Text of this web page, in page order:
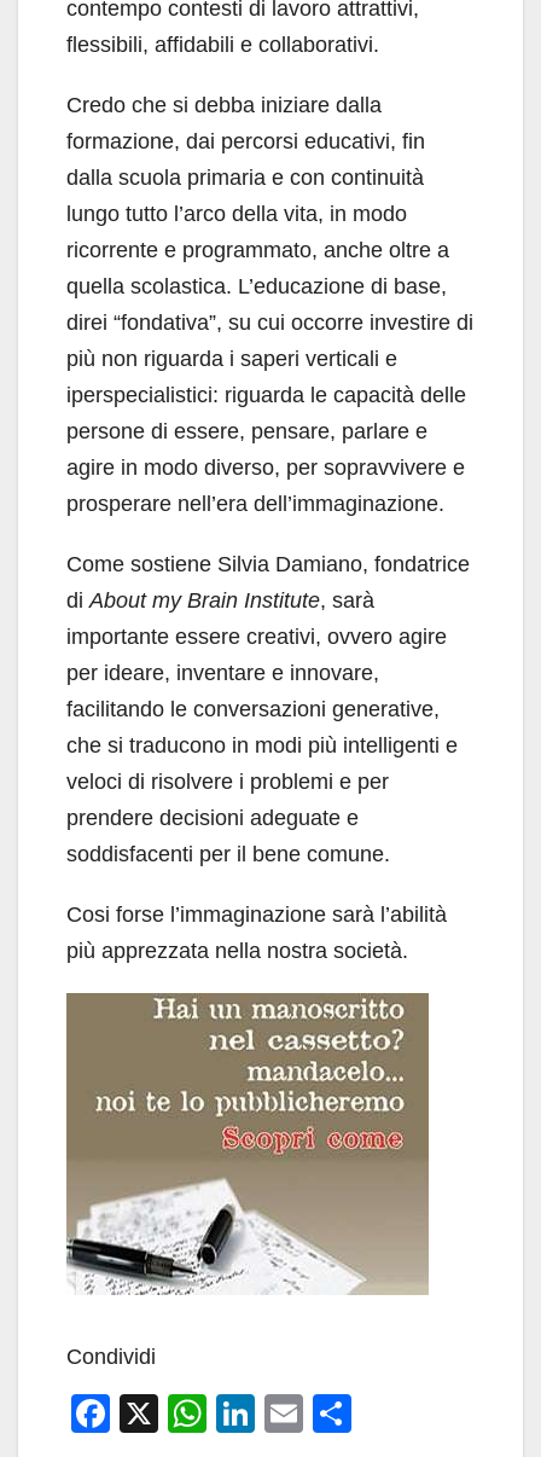
contempo contesti di lavo­ro attrattivi,
flessibili, affidabili e collaborativi.
Credo che si debba iniziare dalla
formazio­ne, dai percorsi educativi, fin
dalla scuola pri­maria e con continuità
lungo tutto l’arco della vita, in modo
ricorrente e programmato, anche oltre a
quella scolastica. L’educazione di base,
direi “fondativa”, su cui occorre investire di
più non riguarda i saperi verticali e
iperspecialisti­ci: riguarda le capacità delle
persone di essere, pensare, parlare e
agire in modo diverso, per so­pravvivere e
prosperare nell’era dell’immagina­zione.
Come sostiene Silvia Damiano, fondatrice
di About my Brain Institute, sarà
importante essere creativi, ovvero agire
per ideare, inventare e in­novare,
facilitando le conversazioni generative,
che si traducono in modi più intelligenti e
velo­ci di risolvere i problemi e per
prendere decisio­ni adeguate e
soddisfacenti per il bene comune.
Cosi forse l’immaginazione sarà l’abilità
più apprezzata nella nostra società.
Condividi
F
X
W
Li
E